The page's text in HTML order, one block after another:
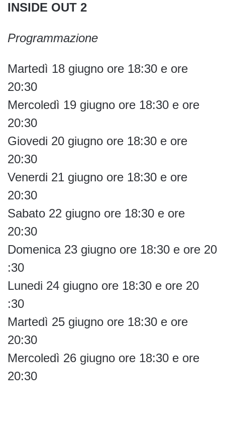
INSIDE OUT 2
Programmazione
Martedì 18 giugno ore 18:30 e ore
20:30
Mercoledì 19 giugno ore 18:30 e ore
20:30
Giovedi 20 giugno ore 18:30 e ore
20:30
Venerdi 21 giugno ore 18:30 e ore
20:30
Sabato 22 giugno ore 18:30 e ore
20:30
Domenica 23 giugno ore 18:30 e ore 20
:30
Lunedi 24 giugno ore 18:30 e ore 20
:30
Martedì 25 giugno ore 18:30 e ore
20:30
Mercoledì 26 giugno ore 18:30 e ore
20:30